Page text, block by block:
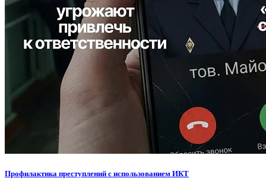
Профилактика преступлений с использованием ИКТ